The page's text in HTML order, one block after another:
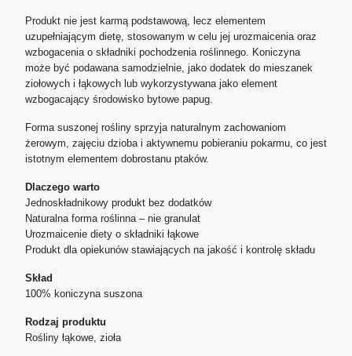
Produkt nie jest karmą podstawową, lecz elementem
uzupełniającym dietę, stosowanym w celu jej urozmaicenia oraz
wzbogacenia o składniki pochodzenia roślinnego. Koniczyna
może być podawana samodzielnie, jako dodatek do mieszanek
ziołowych i łąkowych lub wykorzystywana jako element
wzbogacający środowisko bytowe papug.
Forma suszonej rośliny sprzyja naturalnym zachowaniom
żerowym, zajęciu dzioba i aktywnemu pobieraniu pokarmu, co jest
istotnym elementem dobrostanu ptaków.
Dlaczego warto
Jednoskładnikowy produkt bez dodatków
Naturalna forma roślinna – nie granulat
Urozmaicenie diety o składniki łąkowe
Produkt dla opiekunów stawiających na jakość i kontrolę składu
Skład
100% koniczyna suszona
Rodzaj produktu
Rośliny łąkowe, zioła